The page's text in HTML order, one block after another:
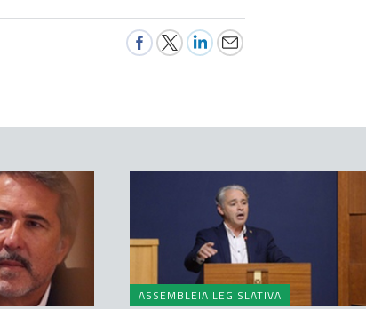
ASSEMBLEIA LEGISLATIVA